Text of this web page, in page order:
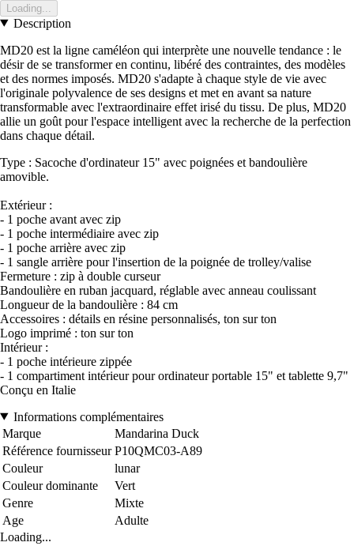
Loading...
Description
MD20 est la ligne caméléon qui interprète une nouvelle tendance : le
désir de se transformer en continu, libéré des contraintes, des modèles
et des normes imposés. MD20 s'adapte à chaque style de vie avec
l'originale polyvalence de ses designs et met en avant sa nature
transformable avec l'extraordinaire effet irisé du tissu. De plus, MD20
allie un goût pour l'espace intelligent avec la recherche de la perfection
dans chaque détail.
Type : Sacoche d'ordinateur 15" avec poignées et bandoulière
amovible.
Extérieur :
- 1 poche avant avec zip
- 1 poche intermédiaire avec zip
- 1 poche arrière avec zip
- 1 sangle arrière pour l'insertion de la poignée de trolley/valise
Fermeture : zip à double curseur
Bandoulière en ruban jacquard, réglable avec anneau coulissant
Longueur de la bandoulière : 84 cm
Accessoires : détails en résine personnalisés, ton sur ton
Logo imprimé : ton sur ton
Intérieur :
- 1 poche intérieure zippée
- 1 compartiment intérieur pour ordinateur portable 15" et tablette 9,7"
Conçu en Italie
Informations complémentaires
Marque
Mandarina Duck
Référence fournisseur P10QMC03-A89
Couleur
lunar
Couleur dominante
Vert
Genre
Mixte
Age
Adulte
Loading...